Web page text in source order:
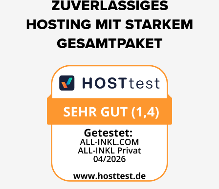
ZUVERLÄSSIGES
HOSTING MIT STARKEM
GESAMTPAKET